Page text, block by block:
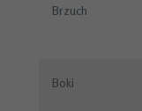
Brzuch
Boki